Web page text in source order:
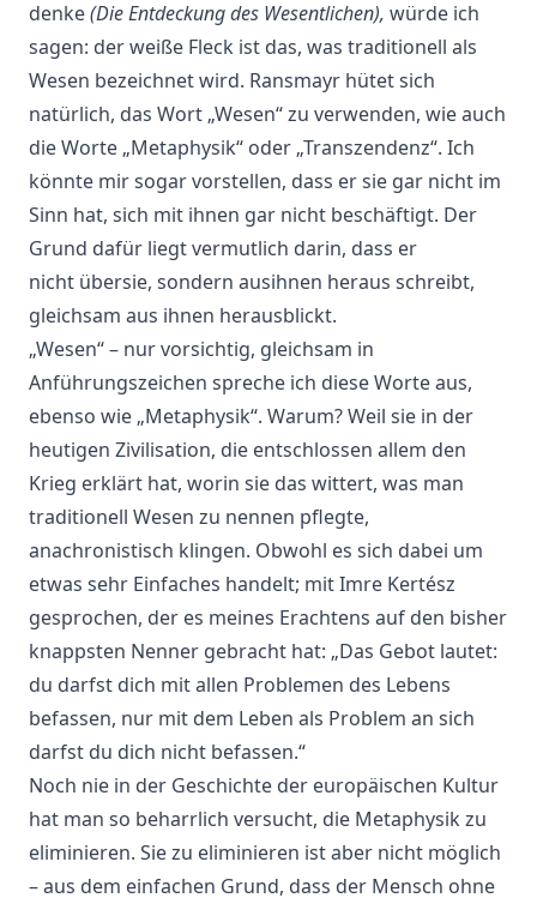
denke(Die Entdeckung des Wesentlichen), würde ich
sagen: der weiße Fleck ist das, was traditionell als
Wesen bezeichnet wird. Ransmayr hütet sich
natürlich, das Wort „Wesen“ zu verwenden, wie auch
die Worte „Metaphysik“ oder „Transzendenz“. Ich
könnte mir sogar vorstellen, dass er sie gar nicht im
Sinn hat, sich mit ihnen gar nicht beschäftigt. Der
Grund dafür liegt vermutlich darin, dass er
nicht übersie, sondern ausihnen heraus schreibt,
gleichsam aus ihnen herausblickt.
„Wesen“ – nur vorsichtig, gleichsam in
Anführungszeichen spreche ich diese Worte aus,
ebenso wie „Metaphysik“. Warum? Weil sie in der
heutigen Zivilisation, die entschlossen allem den
Krieg erklärt hat, worin sie das wittert, was man
traditionell Wesen zu nennen pflegte,
anachronistisch klingen. Obwohl es sich dabei um
etwas sehr Einfaches handelt; mit Imre Kertész
gesprochen, der es meines Erachtens auf den bisher
knappsten Nenner gebracht hat: „Das Gebot lautet:
du darfst dich mit allen Problemen des Lebens
befassen, nur mit dem Leben als Problem an sich
darfst du dich nicht befassen.“
Noch nie in der Geschichte der europäischen Kultur
hat man so beharrlich versucht, die Metaphysik zu
eliminieren. Sie zu eliminieren ist aber nicht möglich
– aus dem einfachen Grund, dass der Mensch ohne